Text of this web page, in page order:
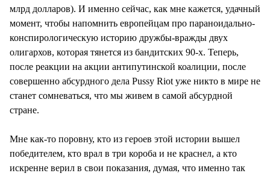
млрд долларов). И именно сейчас, как мне кажется, удачный
момент, чтобы напомнить европейцам про параноидально-
конспирологическую историю дружбы-вражды двух
олигархов, которая тянется из бандитских 90-х. Теперь,
после реакции на акции антипутинской коалиции, после
совершенно абсурдного дела Pussy Riot уже никто в мире не
станет сомневаться, что мы живем в самой абсурдной
стране.
Мне как-то поровну, кто из героев этой истории вышел
победителем, кто врал в три короба и не краснел, а кто
искренне верил в свои показания, думая, что именно так